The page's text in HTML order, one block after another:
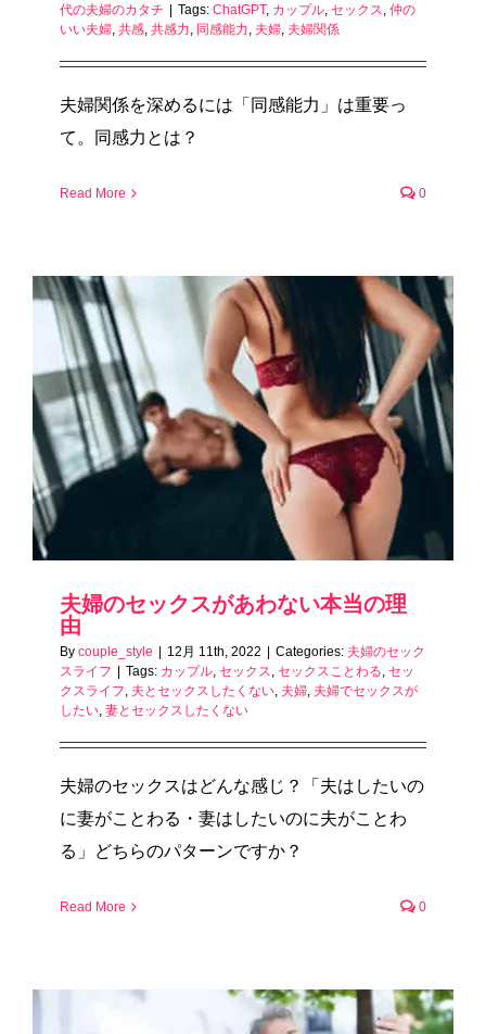
代の夫婦のカタチ
Tags: ChatGPT, カップル, セックス, 仲の
いい夫婦, 共感, 共感力, 同感能力, 夫婦, 夫婦関係
夫婦関係を深めるには「同感能力」は重要っ
て。同感力とは？
Read More 0
夫婦のセックスがあわない本当の理
由
By couple_style | 12月 11th, 2022 | Categories: 夫婦のセック
スライフ | Tags: カップル, セックス, セックスことわる, セッ
クスライフ, 夫とセックスしたくない, 夫婦, 夫婦でセックスが
したい, 妻とセックスしたくない
夫婦のセックスはどんな感じ？「夫はしたいの
に妻がことわる・妻はしたいのに夫がことわ
る」どちらのパターンですか？
Read More 0